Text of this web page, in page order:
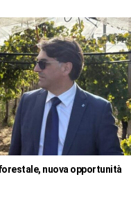
nuova opportunità